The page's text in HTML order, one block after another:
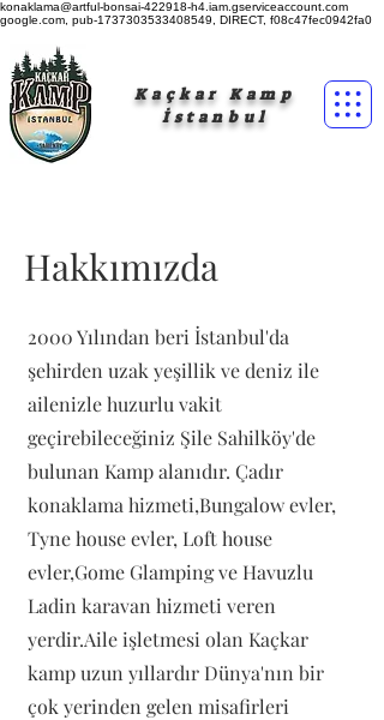
konaklama@artful-bonsai-422918-h4.iam.gserviceaccount.com
google.com, pub-1737303533408549, DIRECT, f08c47fec0942fa0
Kaçkar Kamp
İstanbul
Hakkımızda
2000 Yılından beri İstanbul'da
şehirden uzak yeşillik ve deniz ile
ailenizle huzurlu vakit
geçirebileceğiniz Şile Sahilköy'de
bulunan Kamp alanıdır. Çadır
konaklama hizmeti,Bungalow evler,
Tyne house evler, Loft house
evler,Gome Glamping ve Havuzlu
Ladin karavan hizmeti veren
yerdir.Aile işletmesi olan Kaçkar
kamp uzun yıllardır Dünya'nın bir
çok yerinden gelen misafirleri